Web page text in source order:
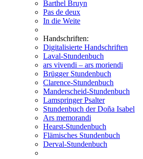
Barthel Bruyn
Pas de deux
In die Weite
Handschriften:
Digitalisierte Handschriften
Laval-Stundenbuch
ars vivendi – ars moriendi
Brügger Stundenbuch
Clarence-Stundenbuch
Manderscheid-Stundenbuch
Lamspringer Psalter
Stundenbuch der Doña Isabel
Ars memorandi
Hearst-Stundenbuch
Flämisches Stundenbuch
Derval-Stundenbuch